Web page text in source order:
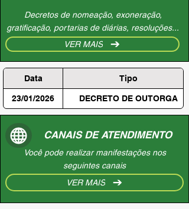
Decretos de nomeação, exoneração,
gratificação, portarias de diárias, resoluções...
VER MAIS
Data Tipo
23/01/2026 DECRETO DE OUTORGA
CANAIS DE ATENDIMENTO
Você pode realizar manifestações nos
seguintes canais
VER MAIS